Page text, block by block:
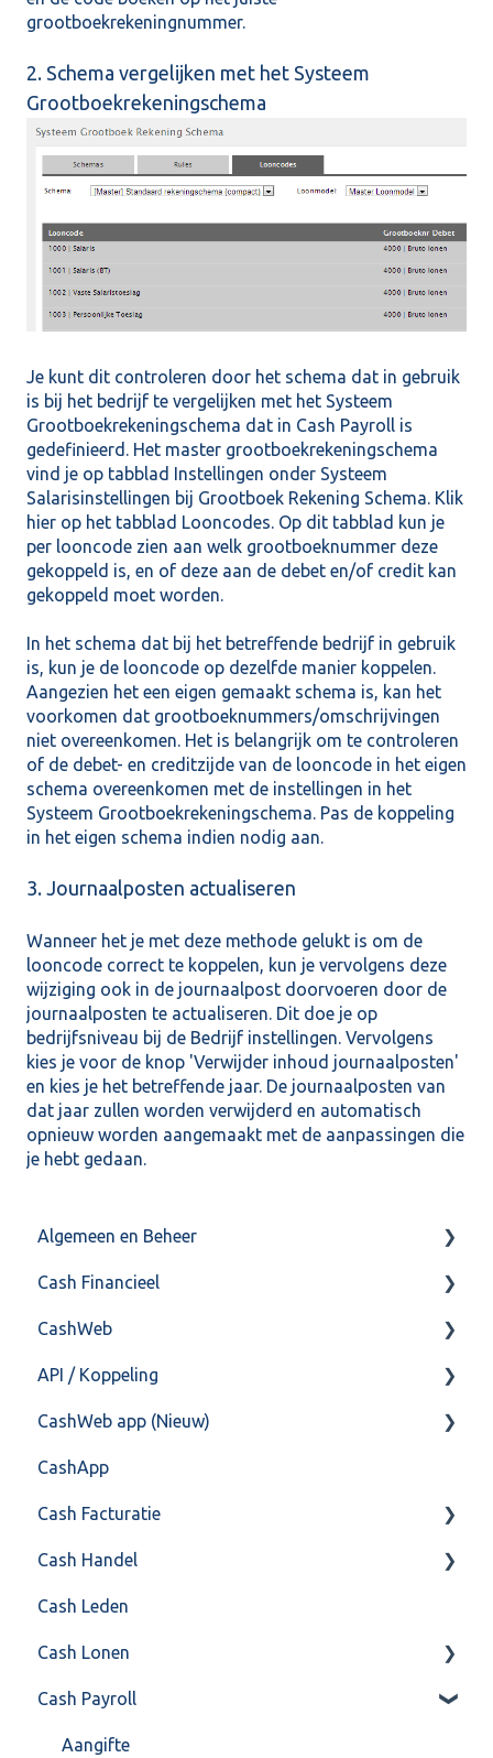
grootboekrekeningnummer.
2. Schema vergelijken met het Systeem
Grootboekrekeningschema
Je kunt dit controleren door het schema dat in gebruik
is bij het bedrijf te vergelijken met het Systeem
Grootboekrekeningschema dat in Cash Payroll is
gedefinieerd. Het master grootboekrekeningschema
vind je op tabblad Instellingen onder Systeem
Salarisinstellingen bij Grootboek Rekening Schema. Klik
hier op het tabblad Looncodes. Op dit tabblad kun je
per looncode zien aan welk grootboeknummer deze
gekoppeld is, en of deze aan de debet en/of credit kan
gekoppeld moet worden.
In het schema dat bij het betreffende bedrijf in gebruik
is, kun je de looncode op dezelfde manier koppelen.
Aangezien het een eigen gemaakt schema is, kan het
voorkomen dat grootboeknummers/omschrijvingen
niet overeenkomen. Het is belangrijk om te controleren
of de debet- en creditzijde van de looncode in het eigen
schema overeenkomen met de instellingen in het
Systeem Grootboekrekeningschema. Pas de koppeling
in het eigen schema indien nodig aan.
3. Journaalposten actualiseren
Wanneer het je met deze methode gelukt is om de
looncode correct te koppelen, kun je vervolgens deze
wijziging ook in de journaalpost doorvoeren door de
journaalposten te actualiseren. Dit doe je op
bedrijfsniveau bij de Bedrijf instellingen. Vervolgens
kies je voor de knop 'Verwijder inhoud journaalposten'
en kies je het betreffende jaar. De journaalposten van
dat jaar zullen worden verwijderd en automatisch
opnieuw worden aangemaakt met de aanpassingen die
je hebt gedaan.
Algemeen en Beheer
Bank(koppeling)
Import/Export
Postbus
Training & Consultancy
Overig
Cash Financieel
Boekhoud
Fiscaal
Overig
CashWeb
CashHero Layout
Mailen vanuit CASHWeb
Algemeen gebruik
API / Koppeling
Algemeen
Api 3.0 (SOAP API)
API 4.0 (REST API)
CashWeb app (Nieuw)
Veel gestelde vragen
CashApp
Cash Facturatie
Factureren
Instellingen
Algemeen
Formulierlayout
Cash Handel
Inkoop
Verkoop
Voorraad
Overig
Cash Leden
Cash Lonen
Algemeen
Inrichting
Cash Payroll
Aangifte